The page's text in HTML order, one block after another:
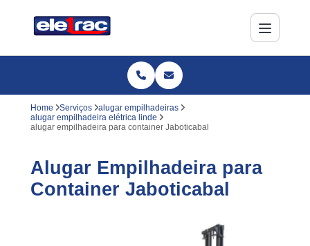
Home Serviços
alugar empilhadeiras
alugar empilhadeira elétrica linde
alugar empilhadeira para container Jaboticabal
Alugar Empilhadeira para
Container Jaboticabal